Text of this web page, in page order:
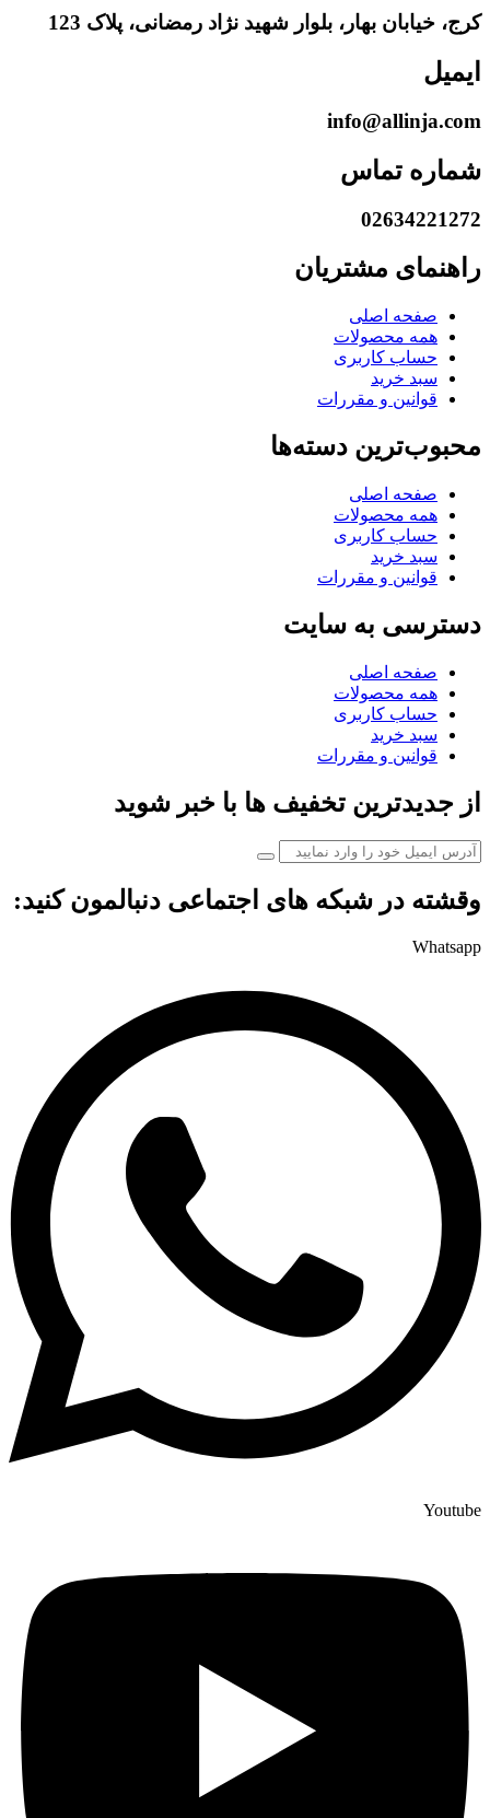
کرج، خیابان بهار، بلوار شهید نژاد رمضانی، پلاک 123
ایمیل
info@allinja.com
شماره تماس
02634221272
راهنمای مشتریان
صفحه اصلی
همه محصولات
حساب کاربری
سبد خرید
قوانین و مقررات
محبوب‌ترین دسته‌ها
صفحه اصلی
همه محصولات
حساب کاربری
سبد خرید
قوانین و مقررات
دسترسی به سایت
صفحه اصلی
همه محصولات
حساب کاربری
سبد خرید
قوانین و مقررات
از جدیدترین تخفیف ها با خبر شوید
وقشته در شبکه های اجتماعی دنبالمون کنید:
Whatsapp
Youtube